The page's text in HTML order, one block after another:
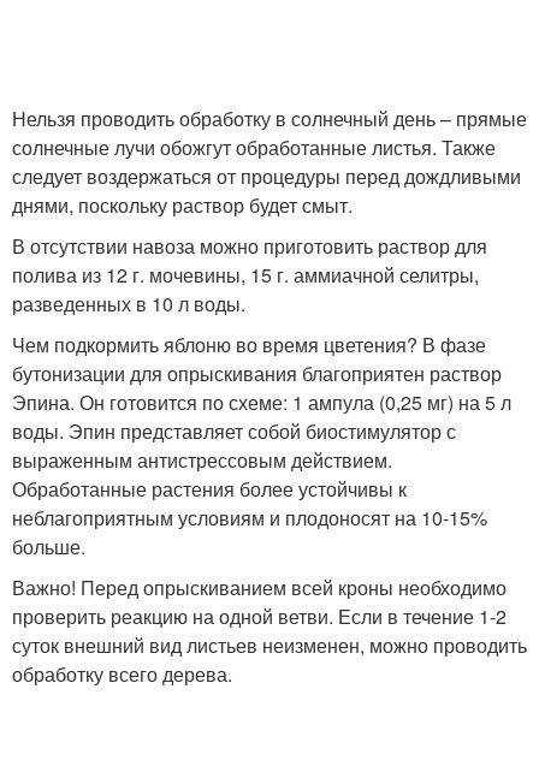
Нельзя проводить обработку в солнечный день – прямые
солнечные лучи обожгут обработанные листья. Также
следует воздержаться от процедуры перед дождливыми
днями, поскольку раствор будет смыт.
В отсутствии навоза можно приготовить раствор для
полива из 12 г. мочевины, 15 г. аммиачной селитры,
разведенных в 10 л воды.
Чем подкормить яблоню во время цветения? В фазе
бутонизации для опрыскивания благоприятен раствор
Эпина. Он готовится по схеме: 1 ампула (0,25 мг) на 5 л
воды. Эпин представляет собой биостимулятор с
выраженным антистрессовым действием.
Обработанные растения более устойчивы к
неблагоприятным условиям и плодоносят на 10-15%
больше.
Важно! Перед опрыскиванием всей кроны необходимо
проверить реакцию на одной ветви. Если в течение 1-2
суток внешний вид листьев неизменен, можно проводить
обработку всего дерева.